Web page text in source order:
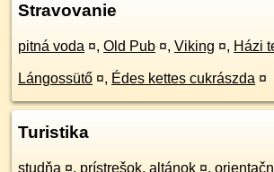
Stravovanie
pitná voda ¤, Old Pub ¤, Viking ¤, Házi
Lángossütő ¤, Édes kettes cukrászda ¤
Turistika
studňa ¤, prístrešok, altánok ¤,